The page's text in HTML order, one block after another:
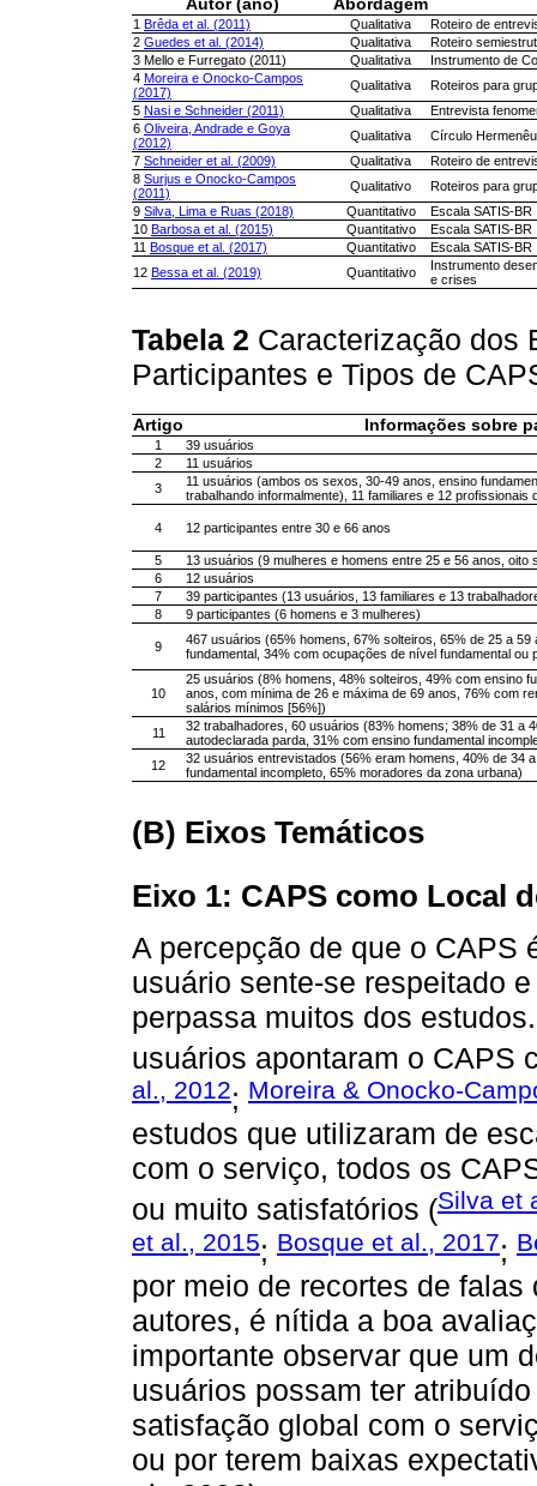
Autor (ano) Abordagem
1 Brêda et al. (2011) Qualitativa
Roteiro de
2 Guedes et al. (2014) Qualitativa
Roteiro
3 Mello e Furregato (2011)
Qualitativa
Instrumento de
4 Moreira e Onocko-Campos
(2017)
Qualitativa
Roteiros para
5 Nasi e Schneider (2011) Qualitativa
Entrevista
6 Oliveira, Andrade e Goya
(2012)
Qualitativa
Círculo
7 Schneider et al. (2009) Qualitativa
Roteiro de
8 Surjus e Onocko-Campos
(2011)
Qualitativo
Roteiros para
9 Silva, Lima e Ruas (2018) Quantitativo
Escala SATIS-BR
10 Barbosa et al. (2015) Quantitativo
Escala SATIS-BR
11 Bosque et al. (2017) Quantitativo
Escala SATIS-BR
12 Bessa et al. (2019) Quantitativo
Instrumento
e crises
Tabela 2 Caracterização dos
Participantes e Tipos de
Artigo Informações sobre
1
39 usuários
2
11 usuários
3
11 usuários (ambos os sexos, 30-49 anos, ensino
trabalhando informalmente), 11 familiares e 12 profissionais
4 12 participantes entre 30 e 66 anos
5
13 usuários (9 mulheres e homens entre 25 e 56 anos, oito
6
12 usuários
7
39 participantes (13 usuários, 13 familiares e 13
8
9 participantes (6 homens e 3 mulheres)
9
467 usuários (65% homens, 67% solteiros, 65% de 25 a
fundamental, 34% com ocupações de nível fundamental ou
10
25 usuários (8% homens, 48% solteiros, 49% com ensino
anos, com mínima de 26 e máxima de 69 anos, 76% com
salários mínimos [56%])
11
32 trabalhadores, 60 usuários (83% homens; 38% de 31 a
autodeclarada parda, 31% com ensino fundamental
12
32 usuários entrevistados (56% eram homens, 40% de 34
fundamental incompleto, 65% moradores da zona urbana)
(B) Eixos Temáticos
Eixo 1: CAPS como Local
A percepção de que o CAPS
usuário sente-se respeitado
perpassa muitos dos
usuários apontaram o CAPS
al., 2012; Moreira & Onocko-
estudos que utilizaram de
com o serviço, todos os
ou muito satisfatórios (Silva et
et al., 2015; Bosque et al., 2017;
por meio de recortes de
autores, é nítida a boa
importante observar que um
usuários possam ter
satisfação global com o
ou por terem baixas